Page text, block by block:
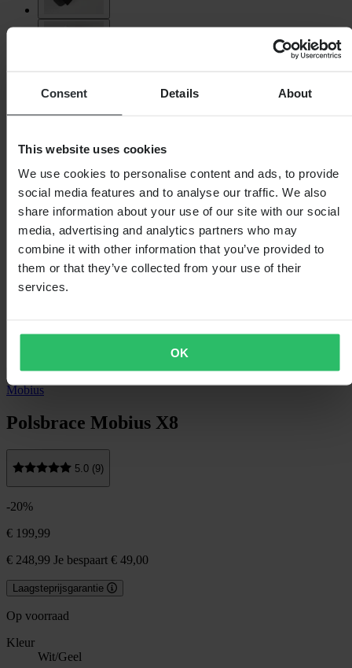
Consent Details About
This website uses cookies
We use cookies to personalise content and ads, to provide
social media features and to analyse our traffic. We also
share information about your use of our site with our social
media, advertising and analytics partners who may
combine it with other information that you’ve provided to
them or that they’ve collected from your use of their
services.
OK
Mobius
Polsbrace Mobius X8
5.0 (9)
-20%
€ 199,99
€ 248,99 Je bespaart € 49,00
Laagsteprijsgarantie
Op voorraad
Kleur
Wit/Geel